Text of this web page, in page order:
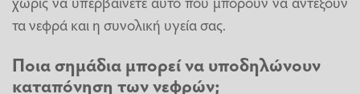
τα νεφρά και η συνολική υγεία σας.
Ποια σημάδια μπορεί να υποδηλώνουν
καταπόνηση των νεφρών;